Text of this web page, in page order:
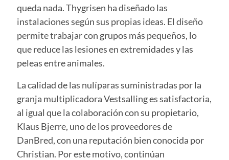
queda nada. Thygrisen ha diseñado las
instalaciones según sus propias ideas. El diseño
permite trabajar con grupos más pequeños, lo
que reduce las lesiones en extremidades y las
peleas entre animales.
La calidad de las nulíparas suministradas por la
granja multiplicadora Vestsalling es satisfactoria,
al igual que la colaboración con su propietario,
Klaus Bjerre, uno de los proveedores de
DanBred, con una reputación bien conocida por
Christian. Por este motivo, continúan